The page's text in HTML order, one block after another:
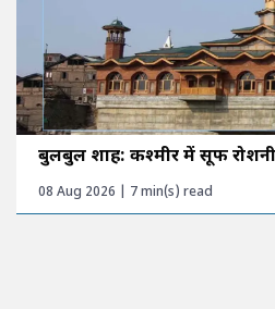
बुलबुल शाह: कश्मीर में सूफी
08 Aug 2026 | 7 min(s) read